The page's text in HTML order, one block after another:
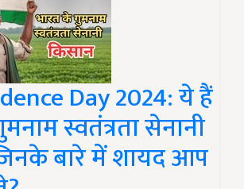
Day 2024: ये हैं
स्वतंत्रता सेनानी
बारे में शायद आप